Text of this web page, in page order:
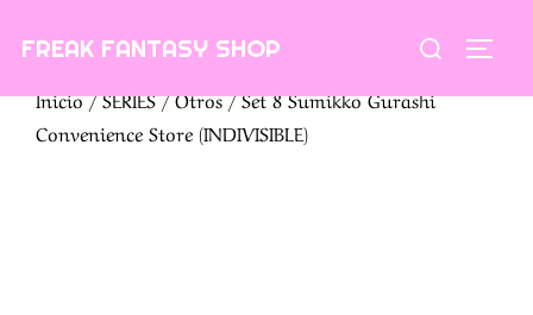
FREAK FANTASY SHOP Buscar:
Inicio/SERIES/Otros/ Set 8 Sumikko Gurashi
Convenience Store (INDIVISIBLE)